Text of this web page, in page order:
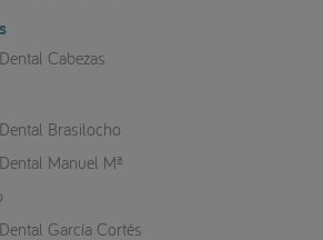
Cabezas
Brasilocho
Manuel Mª
García Cortés